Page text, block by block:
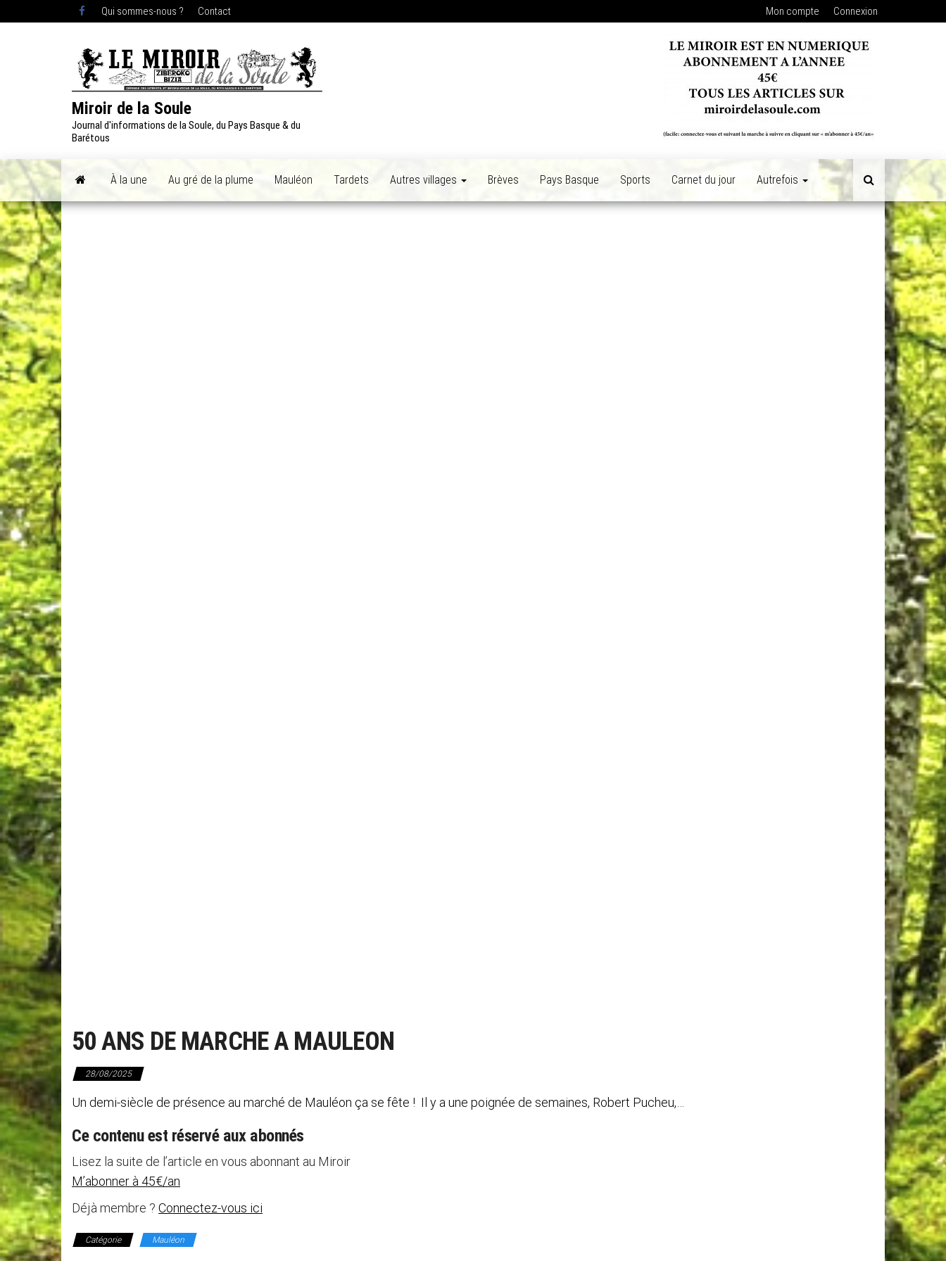
Qui sommes-nous ? Contact Mon compte Connexion
Miroir de la Soule
Journal d'informations de la Soule, du Pays Basque & du
Barétous
À la une Au gré de la plume Mauléon Tardets Autres villages Brèves Pays Basque Sports Carnet du jour Autrefois
50 ANS DE MARCHE A MAULEON
28/08/2025
Un demi-siècle de présence au marché de Mauléon ça se fête ! Il y a une poignée de semaines, Robert Pucheu,…
Ce contenu est réservé aux abonnés
Lisez la suite de l’article en vous abonnant au Miroir
M’abonner à 45€/an
Déjà membre ? Connectez-vous ici
Catégorie Mauléon